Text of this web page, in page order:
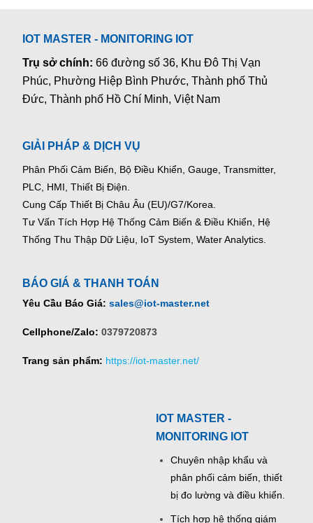
IOT MASTER - MONITORING IOT
Trụ sở chính:66 đường số 36, Khu Đô Thị Vạn
Phúc, Phường Hiệp Bình Phước, Thành phố Thủ
Đức, Thành phố Hồ Chí Minh, Việt Nam
GIẢI PHÁP & DỊCH VỤ
Phân Phối Cảm Biến, Bộ Điều Khiển, Gauge, Transmitter,
PLC, HMI, Thiết Bị Điện.
Cung Cấp Thiết Bị Châu Âu (EU)/G7/Korea.
Tư Vấn Tích Hợp Hệ Thống Cảm Biến & Điều Khiển, Hệ
Thống Thu Thập Dữ Liệu, IoT System, Water Analytics.
BÁO GIÁ & THANH TOÁN
Yêu Cầu Báo Giá: sales@iot-master.net
Cellphone/Zalo: 0379720873
Trang sản phẩm: https://iot-master.net/
IOT MASTER -
MONITORING IOT
Chuyên nhập khẩu và
phân phối cảm biến, thiết
bị đo lường và điều khiển.
Tích hợp hệ thống giám